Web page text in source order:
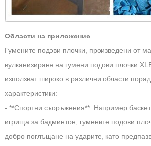
Области на приложение
Гумените подови плочки, произведени от
вулканизиране на гумени подови плочки
използват широко в различни области
характеристики:
- **Спортни съоръжения**: Например
игрища за бадминтон, гумените подови
добро поглъщане на ударите, като